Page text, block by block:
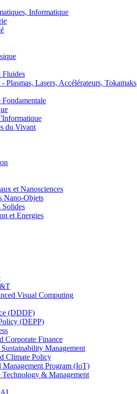
Informatique
Lasers, Accélérateurs, Tokamaks
du Vivant
et Nanosciences
Nano-Objets
et Energies
Visual Computing
(DDDF)
(DEPP)
Corporate Finance
Management
Climate Policy
Program (IoT)
& Management
AI